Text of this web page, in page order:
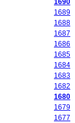
1689
1688
1687
1686
1685
1684
1683
1682
1680
1679
1677